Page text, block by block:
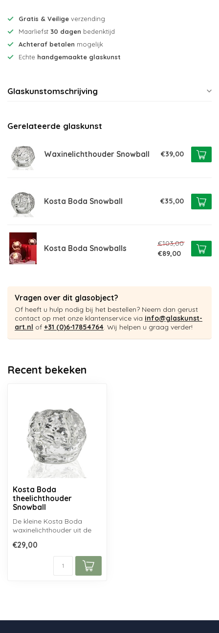
Gratis & Veilige verzending
Maarliefst 30 dagen bedenktijd
Achteraf betalen mogelijk
Echte handgemaakte glaskunst
Glaskunstomschrijving
Gerelateerde glaskunst
Waxinelichthouder Snowball €39,00
Kosta Boda Snowball €35,00
Kosta Boda Snowballs
€103,00
€89,00
Vragen over dit glasobject?
Of heeft u hulp nodig bij het bestellen? Neem dan gerust
contact op met onze klantenservice via info@glaskunst-
art.nl of +31 (0)6-17854764. Wij helpen u graag verder!
Recent bekeken
Kosta Boda
theelichthouder
Snowball
De kleine Kosta Boda
waxinelichthouder uit de
Wolff...
€29,00